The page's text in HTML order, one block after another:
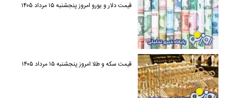
قیمت دلار و یورو امروز پنجشنبه ۱۵ مرداد ۱۴۰۵
قیمت سکه و طلا امروز پنجشنبه ۱۵ مرداد ۱۴۰۵